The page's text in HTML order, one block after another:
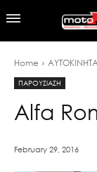
Home ΑΥΤΟΚΙΝΗΤΑ
ΠΑΡΟΥΣΙΑΣΗ
Alfa
February 29, 2016